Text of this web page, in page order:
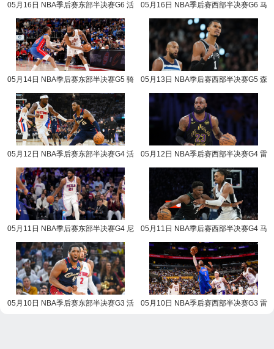
05月16日 NBA季后赛东部半决赛G6 活
05月16日 NBA季后赛西部半决赛G6 马
05月14日 NBA季后赛东部半决赛G5 骑
05月13日 NBA季后赛西部半决赛G5 森
05月12日 NBA季后赛东部半决赛G4 活
05月12日 NBA季后赛西部半决赛G4 雷
05月11日 NBA季后赛东部半决赛G4 尼
05月11日 NBA季后赛西部半决赛G4 马
05月10日 NBA季后赛东部半决赛G3 活
05月10日 NBA季后赛西部半决赛G3 雷